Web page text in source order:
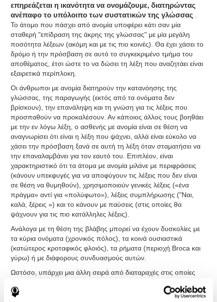
επηρεάζεται η ικανότητα να ονομάζουμε, διατηρώντας
ανέπαφο το υπόλοιπο των συστατικών της γλώσσας
Το άτομο που πάσχει από ανομία υποφέρει κάτι σαν μία
σταθερή "επίδραση της άκρης της γλώσσας" με μία μεγάλη
ποσότητα λέξεων (ακόμη και με τις πιο κοινές). Θα έχει χάσει το
δρόμο ή την πρόσβαση σε αυτό το συγκεκριμένο τμήμα του
αποθέματος, έτσι ώστε το να δώσει τη λέξη που αναζητάει είναι
εξαιρετικά περίπλοκη.
Οι άνθρωποι με ανομία διατηρούν την κατανόησης της
γλώσσας, της παραγωγής (εκτός από τα ονόματα δεν
βρίσκουν), την επανάληψη και τη γνώση για τις λέξεις που
προσπαθούν να προκαλέσουν. Αν κάποιος άλλος τους βοηθάει
με την εν λόγω λέξη, ο ασθενής με ανομία είναι σε θέση να
αναγνωρίσει ότι είναι η λέξη που ψάχνει, αλλά είναι εύκολο να
χάσει την πρόσβαση ξανά σε αυτή τη λέξη όταν σταματήσει να
την επαναλαμβάνει για τον εαυτό του. Επιπλέον, είναι
χαρακτηριστικό ότι τα άτομα με ανομία μιλάνε με περιφράσεις
(κάνουν υπεκφυγές για να αποφύγουν τις λέξεις που δεν είναι
σε θέση να θυμηθούν), χρησιμοποιούν γενικές λέξεις («ένα
πράγμα» αντί για «πολύφωτο»), λέξεις συμπλήρωσης ("Ναι,
καλά, ξέρεις ») και το κάνουν με παύσεις (στις οποίες θα
ψάχνουν για τις πιο κατάλληλες λέξεις).
Ανάλογα με τη θέση της βλάβης μπορεί να έχουν δυσκολίες με
τα κύρια ονόματα (χρονικός πόλος), τα κοινά ουσιαστικά
(κατώτερος κροταφικός φλοιός), τα ρήματα (περιοχή Broca και
γύρω) ή με διάφορους συνδυασμούς αυτών.
Ωστόσο, υπάρχει μια άλλη σειρά από διαταραχές στις οποίες
λειτουργίες. Είναι παθολογίες, όπως
η Νόσος του Alzheimer,